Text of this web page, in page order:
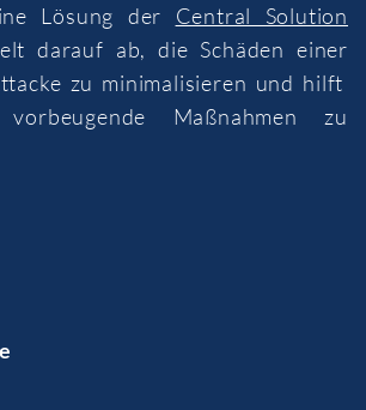
Lösung der Central Solution
darauf ab, die Schäden einer
zu minimalisieren und hilft
vorbeugende Maßnahmen zu